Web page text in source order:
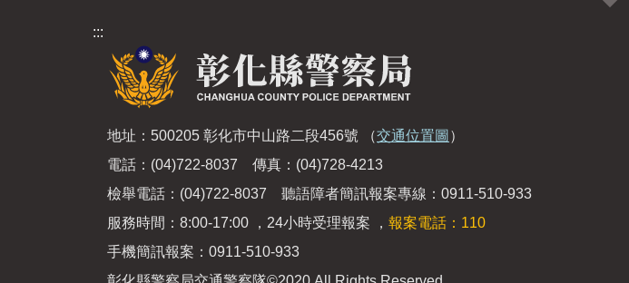
:::
地址：500205 彰化市中山路二段456號 （交通位置圖 ）
電話：(04)722-8037 傳真：(04)728-4213
檢舉電話：(04)722-8037 聽語障者簡訊報案專線：0911-510-933
服務時間：8:00-17:00 ，24小時受理報案 ， 報案電話：110
手機簡訊報案：0911-510-933